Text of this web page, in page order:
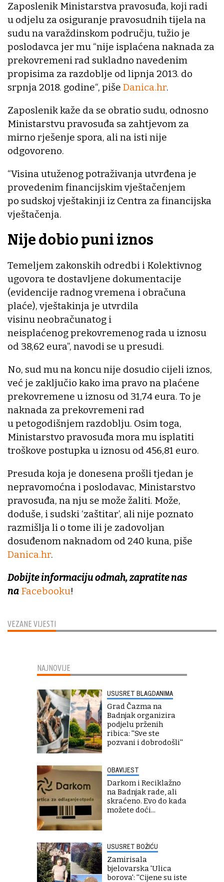
VEZANE VIJESTI
Zaposlenik Ministarstva pravosuđa, koji radi
u odjelu za osiguranje pravosudnih tijela na
sudu na varaždinskom području, tužio je
poslodavca jer mu “nije isplaćena naknada za
prekovremeni rad sukladno navedenim
propisima za razdoblje od lipnja 2013. do
srpnja 2018. godine“, piše Danica.hr.
Zaposlenik kaže da se obratio sudu, odnosno
Ministarstvu pravosuđa sa zahtjevom za
mirno rješenje spora, ali na isti nije
odgovoreno.
“Visina utuženog potraživanja utvrđena je
provedenim financijskim vještačenjem
po sudskoj vještakinji iz Centra za financijska
vještačenja.
Nije dobio puni iznos
Temeljem zakonskih odredbi i Kolektivnog
ugovora te dostavljene dokumentacije
(evidencije radnog vremena i obračuna
plaće), vještakinja je utvrdila
visinu neobračunatog i
neisplaćenog prekovremenog rada u iznosu
od 38,62 eura”, navodi se u presudi.
No, sud mu na koncu nije dosudio cijeli iznos,
već je zaključio kako ima pravo na plaćene
prekovremene u iznosu od 31,74 eura. To je
naknada za prekovremeni rad
u petogodišnjem razdoblju. Osim toga,
Ministarstvo pravosuđa mora mu isplatiti
troškove postupka u iznosu od 456,81 euro.
Presuda koja je donesena prošli tjedan je
nepravomoćna i poslodavac, Ministarstvo
pravosuđa, na nju se može žaliti. Može,
doduše, i sudski ‘zaštitar’, ali nije poznato
razmišlja li o tome ili je zadovoljan
dosuđenom naknadom od 240 kuna, piše
Danica.hr.
Dobijte informaciju odmah, zapratite nas
na Facebooku!
NAJNOVIJE
USUSRET BLAGDANIMA
Grad Čazma na
Badnjak organizira
podjelu prženih
ribica: ''Sve ste
pozvani i dobrodošli''
OBAVIJEST
Darkom i Reciklažno
na Badnjak rade, ali
skraćeno. Evo do kada
možete doći...
USUSRET BOŽIĆU
Zamirisala
bjelovarska 'Ulica
borova': ''Cijene su iste